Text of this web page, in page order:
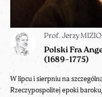
Prof. Jerzy
Polski Fra
(1689–1775)
W lipcu i sierpniu na
Rzeczypospolitej epoki